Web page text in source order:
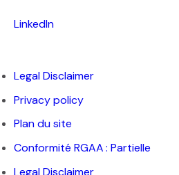
LinkedIn
Legal Disclaimer
Privacy policy
Plan du site
Conformité RGAA : Partielle
Legal Disclaimer